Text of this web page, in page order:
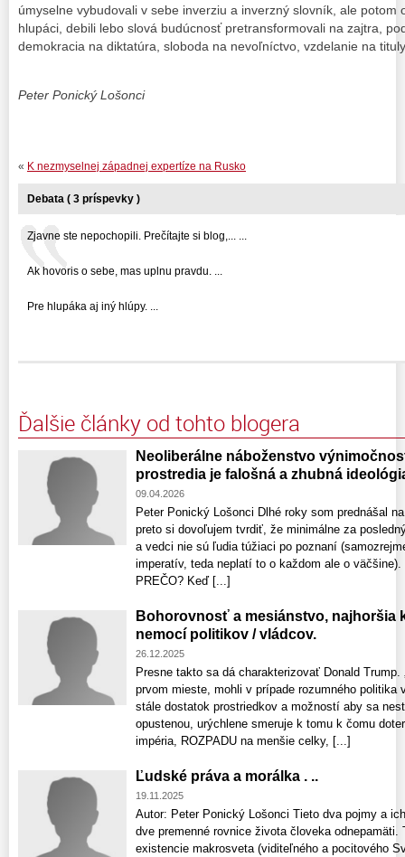
úmyselne vybudovali v sebe inverziu a inverzný slovník, ale potom
hlupáci, debili lebo slová budúcnosť pretransformovali na zajtra,
demokracia na diktatúra, sloboda na nevoľníctvo, vzdelanie na
Peter Ponický Lošonci
« K nezmyselnej západnej expertíze na Rusko
Debata ( 3 príspevky )
Zjavne ste nepochopili. Prečítajte si blog,... ...
Ak hovoris o sebe, mas uplnu pravdu. ...
Pre hlupáka aj iný hlúpy. ...
Ďalšie články od tohto blogera
Neoliberálne náboženstvo
prostredia je falošná a zhubná
09.04.2026
Peter Ponický Lošonci Dlhé roky som prednášal
preto si dovoľujem tvrdiť, že minimálne za
a vedci nie sú ľudia túžiaci po poznaní
imperatív, teda neplatí to o každom ale o
PREČO? Keď [...]
Bohorovnosť a mesiánstvo, najhoršia
nemocí politikov / vládcov.
26.12.2025
Presne takto sa dá charakterizovať Donald Trump.
prvom mieste, mohli v prípade rozumného
stále dostatok prostriedkov a možností aby sa
opustenou, urýchlene smeruje k tomu k čomu
impéria, ROZPADU na menšie celky, [...]
Ľudské práva a morálka . ..
19.11.2025
Autor: Peter Ponický Lošonci Tieto dva pojmy a
dve premenné rovnice života človeka
existencie makrosveta (viditeľného a pocitového